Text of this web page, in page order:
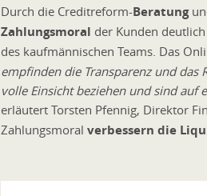
Durch die Creditreform-Beratung
Zahlungsmoral der Kunden
des kaufmännischen Teams. Das
empfinden die Transparenz und das
volle Einsicht beziehen und sind auf
erläutert Torsten Pfennig, Direktor
Zahlungsmoral verbessern die